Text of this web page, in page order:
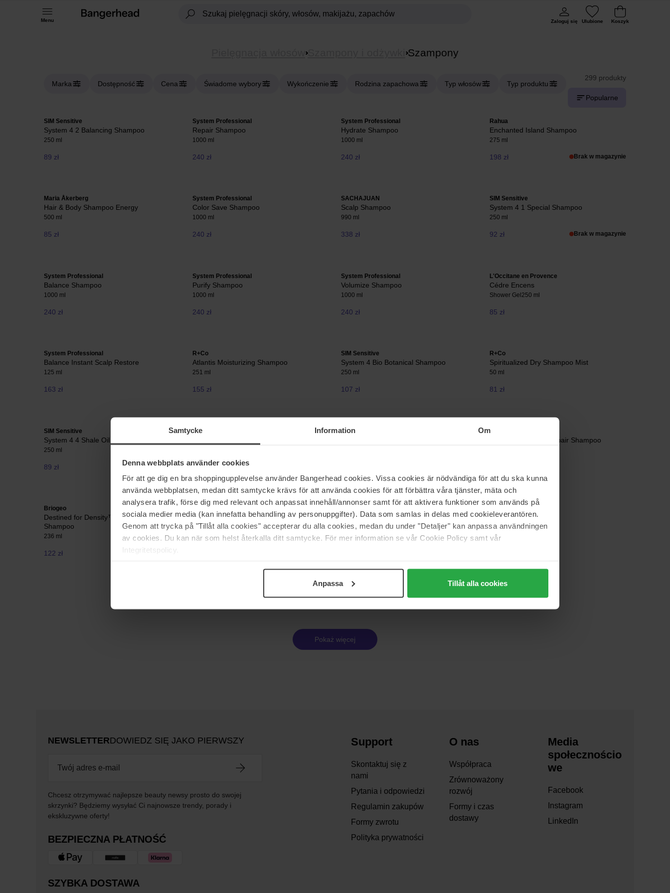
Samtycke Information Om
Denna webbplats använder cookies
För att ge dig en bra shoppingupplevelse använder Bangerhead cookies. Vissa cookies är nödvändiga för att du ska kunna
använda webbplatsen, medan ditt samtycke krävs för att använda cookies för att förbättra våra tjänster, mäta och
analysera trafik, förse dig med relevant och anpassat innehåll/annonser samt för att aktivera funktioner som används på
sociala medier media (kan innefatta behandling av personuppgifter). Data som samlas in delas med cookieleverantören.
Genom att trycka på "Tillåt alla cookies" accepterar du alla cookies, medan du under "Detaljer" kan anpassa användningen
av cookies. Du kan när som helst återkalla ditt samtycke. För mer information se vår Cookie Policy samt vår
Integritetspolicy.
Anpassa Tillåt alla cookies
Menu Zaloguj się Ulubione Koszyk
Szampony i odżywki Szampony
Marka Dostępność Cena Świadome wybory Wykończenie Rodzina zapachowa Typ włosów Typ produktu
299 produkty
Popularne
SIM Sensitive
System 4 2 Balancing Shampoo
250 ml
89 zł
System Professional
Repair Shampoo
1000 ml
240 zł
System Professional
Hydrate Shampoo
1000 ml
240 zł
Rahua
Enchanted Island Shampoo
275 ml
198 zł Brak w magazynie
Maria Åkerberg
Hair & Body Shampoo Energy
500 ml
85 zł
System Professional
Color Save Shampoo
1000 ml
240 zł
SACHAJUAN
Scalp Shampoo
990 ml
338 zł
SIM Sensitive
System 4 1 Special Shampoo
250 ml
92 zł Brak w magazynie
System Professional
Balance Shampoo
1000 ml
240 zł
System Professional
Purify Shampoo
1000 ml
240 zł
System Professional
Volumize Shampoo
1000 ml
240 zł
L'Occitane en Provence
Cédre Encens
Shower Gel250 ml
85 zł
System Professional
Balance Instant Scalp Restore
125 ml
163 zł
R+Co
Atlantis Moisturizing Shampoo
251 ml
155 zł
SIM Sensitive
System 4 Bio Botanical Shampoo
250 ml
107 zł
R+Co
Spiritualized Dry Shampoo Mist
50 ml
81 zł
SIM Sensitive
System 4 4 Shale Oil Shampoo
250 ml
89 zł
System Professional
244 zł
SIM Sensitive Sebastian Professional
Penetraitt Rescue Repair Shampoo
Briogeo
Destined for Density™ Peptide Density
Shampoo
236 ml
122 zł
System Professional
LuxeBlond Shampoo
1000 ml
TELEVISION Perfect Hair Shampoo
60 ml
L'Occitane en Provence
Aromachologie
300 ml
Strona 1 z 13 Następna
Pokaż więcej
NEWSLETTERDOWIEDZ SIĘ JAKO PIERWSZY
Chcesz otrzymywać najlepsze beauty newsy prosto do swojej
skrzynki? Będziemy wysyłać Ci najnowsze trendy, porady i
ekskluzywne oferty!
BEZPIECZNA PŁATNOŚĆ
SZYBKA DOSTAWA
Support
Skontaktuj się z
nami
Pytania i odpowiedzi
Regulamin zakupów
Formy zwrotu
Polityka prywatności
O nas
Współpraca
Zrównoważony
rozwój
Formy i czas
dostawy
Media
społecznościo
we
Facebook
Instagram
LinkedIn